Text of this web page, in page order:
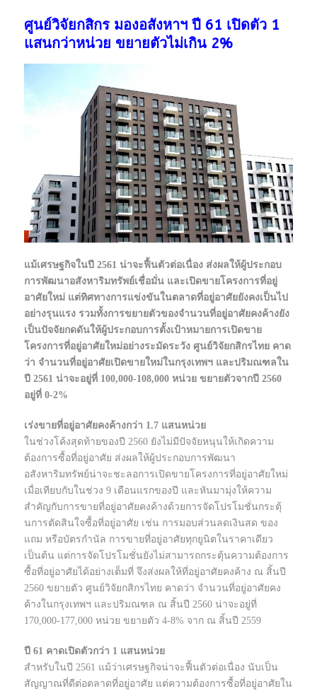
ศูนย์วิจัยกสิกร มองอสังหาฯ ปี 61 เปิดตัว 1
แสนกว่าหน่วย ขยายตัวไม่เกิน 2%
แม้เศรษฐกิจในปี 2561 น่าจะฟื้นตัวต่อเนื่อง ส่งผลให้ผู้ประกอบ
การพัฒนาอสังหาริมทรัพย์เชื่อมั่น และเปิดขายโครงการที่อยู่
อาศัยใหม่ แต่ทิศทางการแข่งขันในตลาดที่อยู่อาศัยยังคงเป็นไป
อย่างรุนแรง รวมทั้งการขยายตัวของจำนวนที่อยู่อาศัยคงค้างยัง
เป็นปัจจัยกดดันให้ผู้ประกอบการตั้งเป้าหมายการเปิดขาย
โครงการที่อยู่อาศัยใหม่อย่างระมัดระวัง ศูนย์วิจัยกสิกรไทย คาด
ว่า จำนวนที่อยู่อาศัยเปิดขายใหม่ในกรุงเทพฯ และปริมณฑลใน
ปี 2561 น่าจะอยู่ที่ 100,000-108,000 หน่วย ขยายตัวจากปี 2560
อยู่ที่ 0-2%
เร่งขายที่อยู่อาศัยคงค้างกว่า 1.7 แสนหน่วย
ในช่วงโค้งสุดท้ายของปี 2560 ยังไม่มีปัจจัยหนุนให้เกิดความ
ต้องการซื้อที่อยู่อาศัย ส่งผลให้ผู้ประกอบการพัฒนา
อสังหาริมทรัพย์น่าจะชะลอการเปิดขายโครงการที่อยู่อาศัยใหม่
เมื่อเทียบกับในช่วง 9 เดือนแรกของปี และหันมามุ่งให้ความ
สำคัญกับการขายที่อยู่อาศัยคงค้างด้วยการจัดโปรโมชั่นกระตุ้
นการตัดสินใจซื้อที่อยู่อาศัย เช่น การมอบส่วนลดเงินสด ของ
แถม หรือบัตรกำนัล การขายที่อยู่อาศัยทุกยูนิตในราคาเดียว
เป็นต้น แต่การจัดโปรโมชั่นยังไม่สามารถกระตุ้นความต้องการ
ซื้อที่อยู่อาศัยได้อย่างเต็มที่ จึงส่งผลให้ที่อยู่อาศัยคงค้าง ณ สิ้นปี
2560 ขยายตัว ศูนย์วิจัยกสิกรไทย คาดว่า จำนวนที่อยู่อาศัยคง
ค้างในกรุงเทพฯ และปริมณฑล ณ สิ้นปี 2560 น่าจะอยู่ที่
170,000-177,000 หน่วย ขยายตัว 4-8% จาก ณ สิ้นปี 2559
ปี 61 คาดเปิดตัวกว่า 1 แสนหน่วย
สำหรับในปี 2561 แม้ว่าเศรษฐกิจน่าจะฟื้นตัวต่อเนื่อง นับเป็น
สัญญาณที่ดีต่อตลาดที่อยู่อาศัย แต่ความต้องการซื้อที่อยู่อาศัยใน